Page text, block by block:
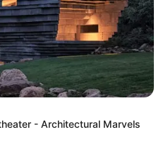
- Architectural Marvels